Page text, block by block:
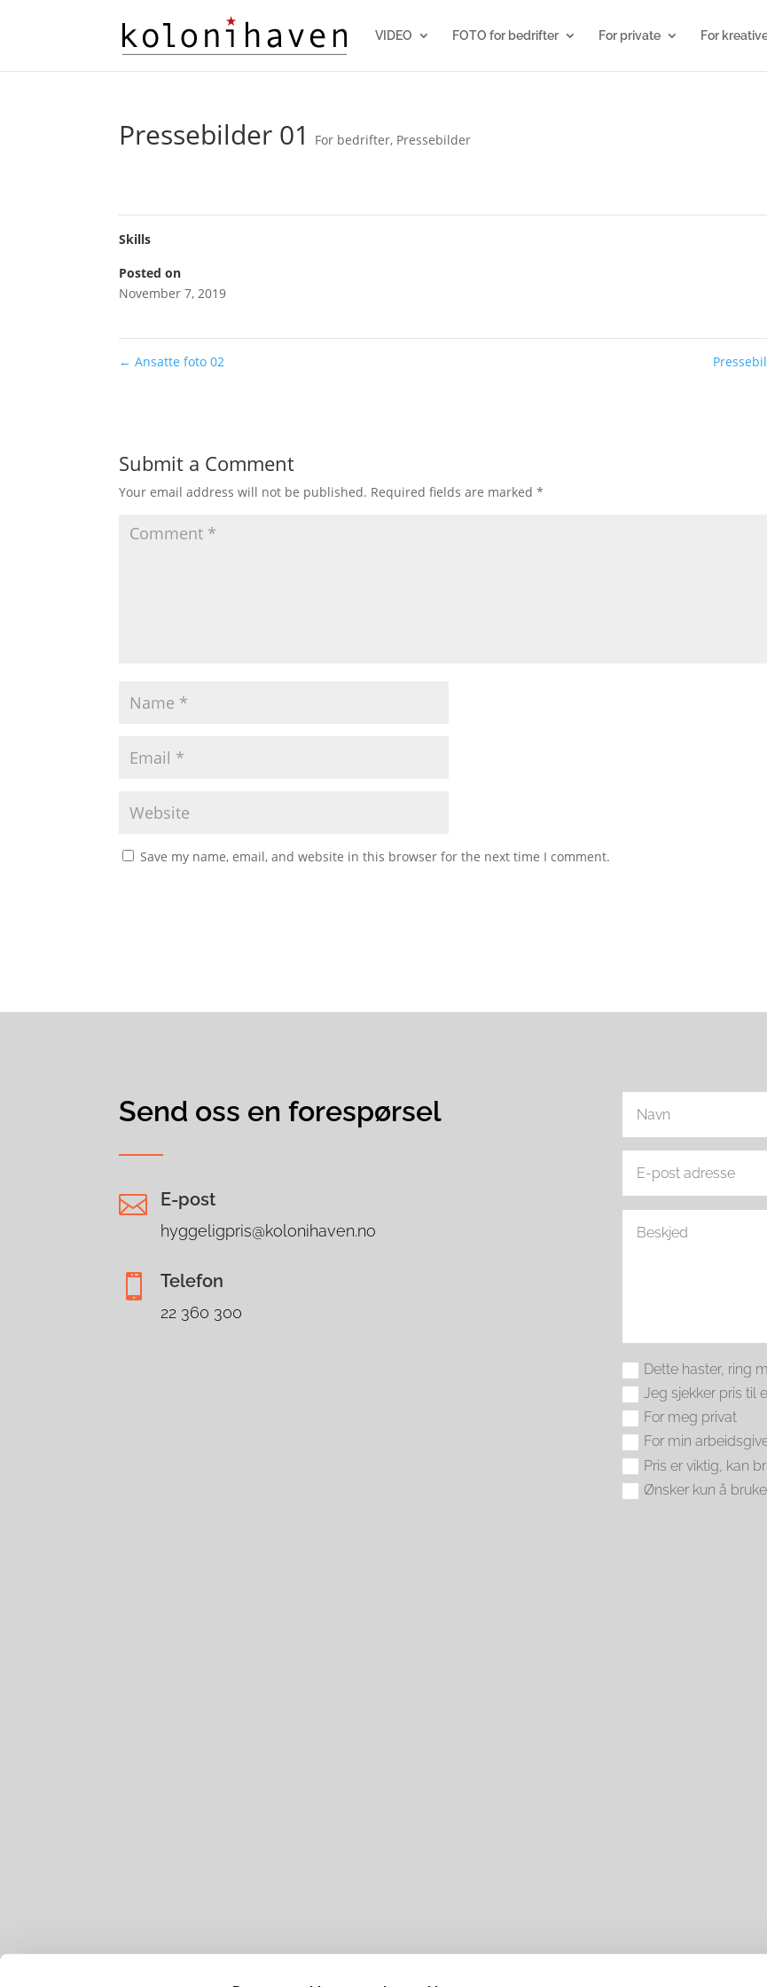
VIDEO FOTO for bedrifter For private For
Pressebilder 01 For bedrifter, Pressebilder
Skills
Posted on
November 7, 2019
← Ansatte foto 02
Submit a Comment
Your email address will not be published. Required fields are marked*
Save my name, email, and website in this browser for the next time I comment.
Send oss en forespørsel
 E-post
hyggeligpris@kolonihaven.no
 Telefon
22 360 300
Dette haster, ring
Jeg sjekker pris til
For meg privat
For min
Pris er viktig, kan
Ønsker kun å